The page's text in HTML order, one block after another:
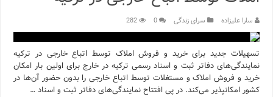
سارا علیزاده سرای زندگی 0
282
تسهیلات جدید برای خرید و فروش املاک توسط اتباع خارجی در ترکیه
نمایندگی‌های دفاتر ثبت و اسناد رسمی ترکیه در خارج برای اولین بار امکان
خرید و فروش املاک و مستغلات توسط اتباع خارجی را بدون حضور آن‌ها در
کشور امکانپذیر می‌کند. در پی افتتاح نمایندگی‌های دفاتر ثبت و اسناد …